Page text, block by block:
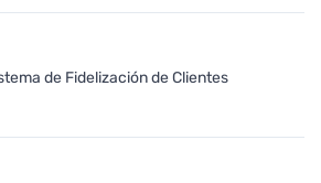
de Fidelización de Clientes